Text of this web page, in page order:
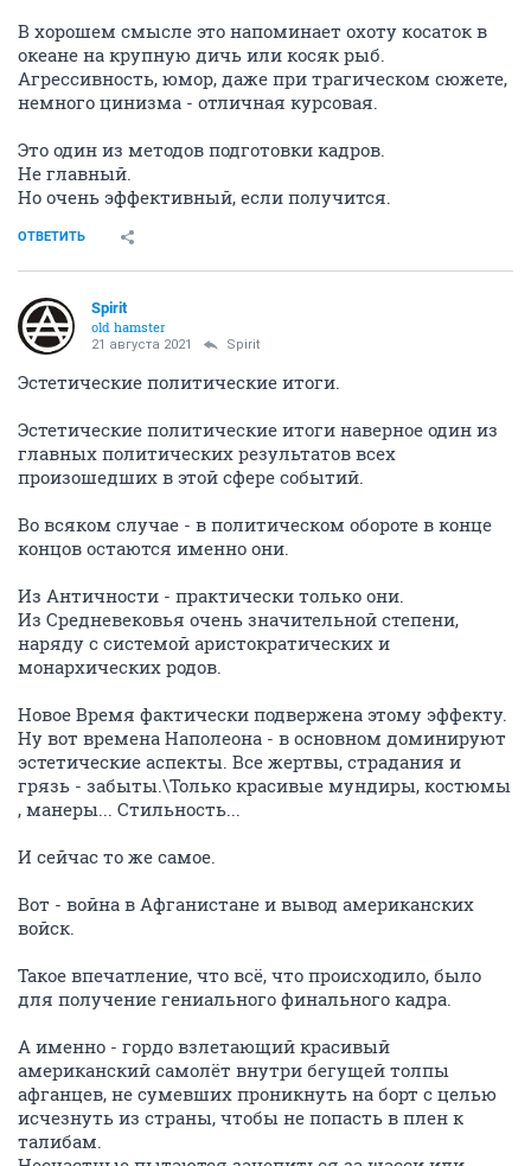
В хорошем смысле это напоминает охоту косаток в
океане на крупную дичь или косяк рыб.
Агрессивность, юмор, даже при трагическом сюжете,
немного цинизма - отличная курсовая.
Это один из методов подготовки кадров.
Не главный.
Но очень эффективный, если получится.
ОТВЕТИТЬ
Spirit
old hamster
21 августа 2021 Spirit
Эстетические политические итоги.
Эстетические политические итоги наверное один из
главных политических результатов всех
произошедших в этой сфере событий.
Во всяком случае - в политическом обороте в конце
концов остаются именно они.
Из Античности - практически только они.
Из Средневековья очень значительной степени,
наряду с системой аристократических и
монархических родов.
Новое Время фактически подвержена этому эффекту.
Ну вот времена Наполеона - в основном доминируют
эстетические аспекты. Все жертвы, страдания и
грязь - забыты.\Только красивые мундиры, костюмы
, манеры... Стильность...
И сейчас то же самое.
Вот - война в Афганистане и вывод американских
войск.
Такое впечатление, что всё, что происходило, было
для получение гениального финального кадра.
А именно - гордо взлетающий красивый
американский самолёт внутри бегущей толпы
афганцев, не сумевших проникнуть на борт с целью
исчезнуть из страны, чтобы не попасть в плен к
талибам.